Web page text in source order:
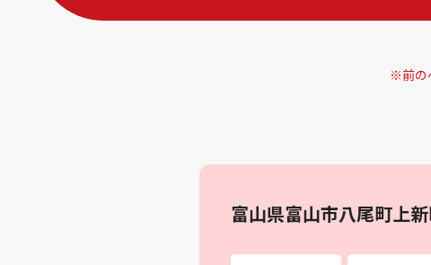
※前
富山県富山市八尾町上